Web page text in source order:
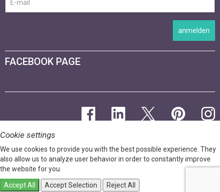
anmelden
FACEBOOK PAGE
Cookie settings
We use cookies to provide you with the best possible experience. They
also allow us to analyze user behavior in order to constantly improve
the website for you.
Accept All Accept Selection Reject All